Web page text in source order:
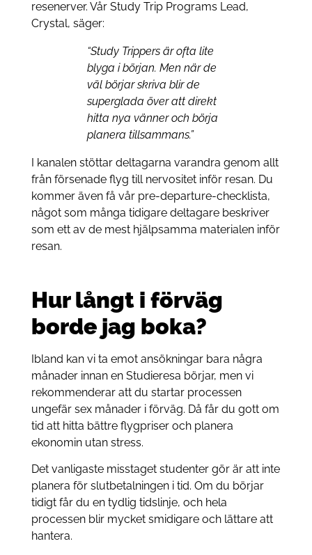
resenerver. Vår Study Trip Programs Lead,
Crystal, säger:
“Study Trippers är ofta lite
blyga i början. Men när de
väl börjar skriva blir de
superglada över att direkt
hitta nya vänner och börja
planera tillsammans.”
I kanalen stöttar deltagarna varandra genom allt
från försenade flyg till nervositet inför resan. Du
kommer även få vår pre-departure-checklista,
något som många tidigare deltagare beskriver
som ett av de mest hjälpsamma materialen inför
resan.
Hur långt i förväg
borde jag boka?
Ibland kan vi ta emot ansökningar bara några
månader innan en Studieresa börjar, men vi
rekommenderar att du startar processen
ungefär sex månader i förväg. Då får du gott om
tid att hitta bättre flygpriser och planera
ekonomin utan stress.
Det vanligaste misstaget studenter gör är att inte
planera för slutbetalningen i tid. Om du börjar
tidigt får du en tydlig tidslinje, och hela
processen blir mycket smidigare och lättare att
hantera.